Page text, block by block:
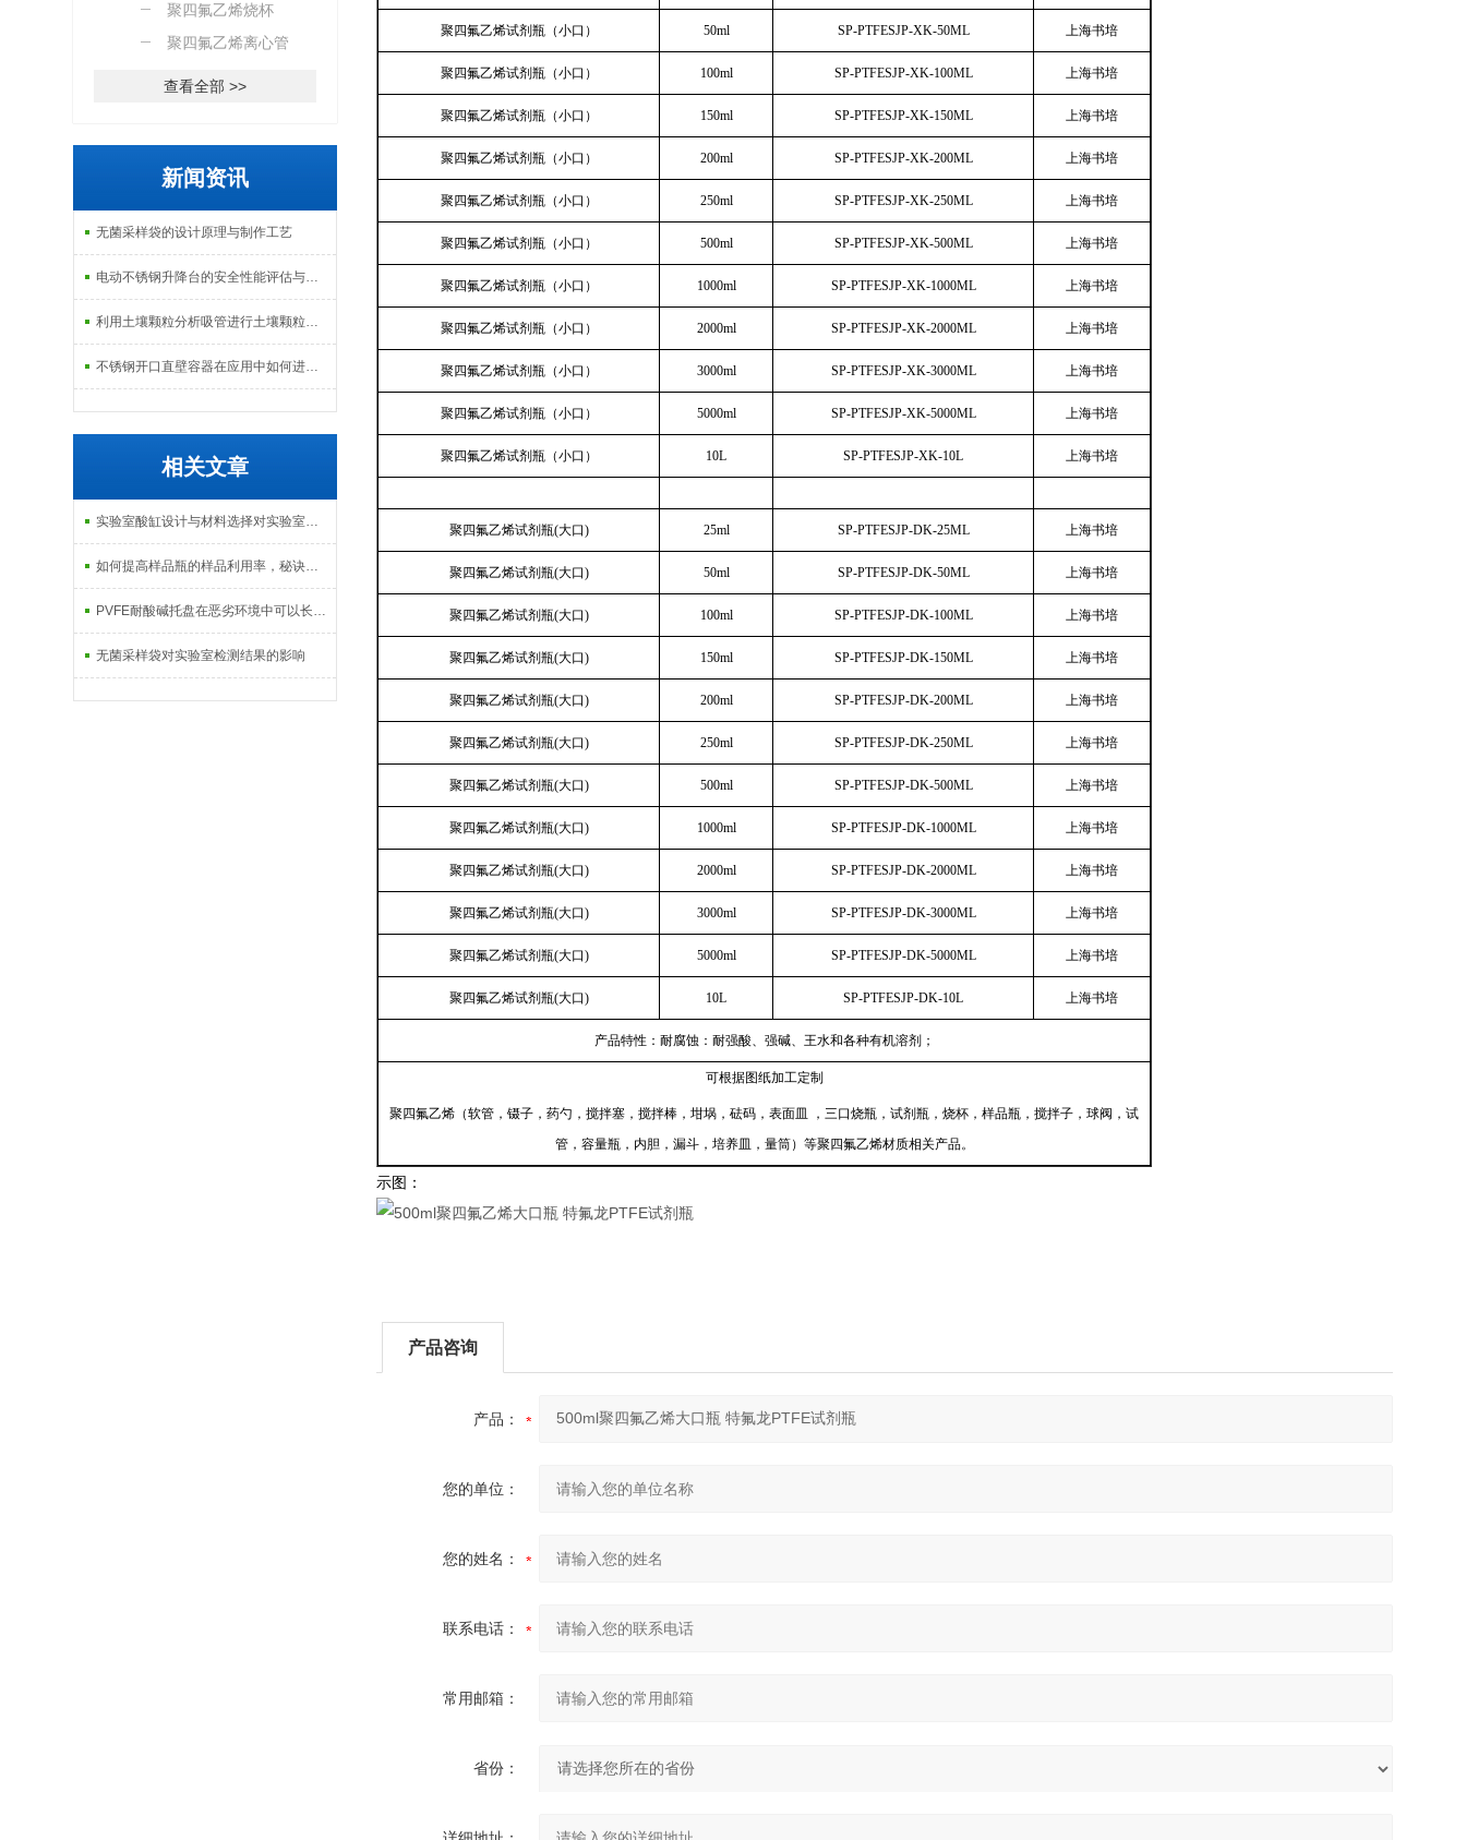
聚四氟乙烯烧杯
聚四氟乙烯离心管
查看全部 >>
新闻资讯
无菌采样袋的设计原理与制作工艺
电动不锈钢升降台的安全性能评估与控制
利用土壤颗粒分析吸管进行土壤颗粒定量分析的研究
不锈钢开口直壁容器在应用中如何进行维护和保养？
相关文章
实验室酸缸设计与材料选择对实验室安全性的影响
如何提高样品瓶的样品利用率，秘诀在此
PVFE耐酸碱托盘在恶劣环境中可以长期使用
无菌采样袋对实验室检测结果的影响
聚四氟乙烯试剂瓶（小口） 50ml SP-PTFESJP-XK-50ML 上海书培
聚四氟乙烯试剂瓶（小口） 100ml SP-PTFESJP-XK-100ML 上海书培
聚四氟乙烯试剂瓶（小口） 150ml SP-PTFESJP-XK-150ML 上海书培
聚四氟乙烯试剂瓶（小口） 200ml SP-PTFESJP-XK-200ML 上海书培
聚四氟乙烯试剂瓶（小口） 250ml SP-PTFESJP-XK-250ML 上海书培
聚四氟乙烯试剂瓶（小口） 500ml SP-PTFESJP-XK-500ML 上海书培
聚四氟乙烯试剂瓶（小口） 1000ml SP-PTFESJP-XK-1000ML 上海书培
聚四氟乙烯试剂瓶（小口） 2000ml SP-PTFESJP-XK-2000ML 上海书培
聚四氟乙烯试剂瓶（小口） 3000ml SP-PTFESJP-XK-3000ML 上海书培
聚四氟乙烯试剂瓶（小口） 5000ml SP-PTFESJP-XK-5000ML 上海书培
聚四氟乙烯试剂瓶（小口） 10L SP-PTFESJP-XK-10L 上海书培
聚四氟乙烯试剂瓶(大口) 25ml SP-PTFESJP-DK-25ML 上海书培
聚四氟乙烯试剂瓶(大口) 50ml SP-PTFESJP-DK-50ML 上海书培
聚四氟乙烯试剂瓶(大口) 100ml SP-PTFESJP-DK-100ML 上海书培
聚四氟乙烯试剂瓶(大口) 150ml SP-PTFESJP-DK-150ML 上海书培
聚四氟乙烯试剂瓶(大口) 200ml SP-PTFESJP-DK-200ML 上海书培
聚四氟乙烯试剂瓶(大口) 250ml SP-PTFESJP-DK-250ML 上海书培
聚四氟乙烯试剂瓶(大口) 500ml SP-PTFESJP-DK-500ML 上海书培
聚四氟乙烯试剂瓶(大口) 1000ml SP-PTFESJP-DK-1000ML 上海书培
聚四氟乙烯试剂瓶(大口) 2000ml SP-PTFESJP-DK-2000ML 上海书培
聚四氟乙烯试剂瓶(大口) 3000ml SP-PTFESJP-DK-3000ML 上海书培
聚四氟乙烯试剂瓶(大口) 5000ml SP-PTFESJP-DK-5000ML 上海书培
聚四氟乙烯试剂瓶(大口) 10L SP-PTFESJP-DK-10L 上海书培
产品特性：耐腐蚀：耐强酸、强碱、王水和各种有机溶剂；
可根据图纸加工定制
聚四氟乙烯（软管，镊子，药勺，搅拌塞，搅拌棒，坩埚，砝码，表面皿 ，三口烧瓶，试剂瓶，烧杯，样品瓶，搅拌子，球阀，试
管，容量瓶，内胆，漏斗，培养皿，量筒）等聚四氟乙烯材质相关产品。
示图：
产品咨询
产品：
您的单位：
您的姓名：
联系电话：
常用邮箱：
省份：